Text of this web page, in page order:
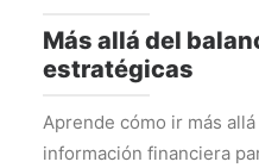
Más allá del
estratégicas
Aprende cómo ir más
información financiera